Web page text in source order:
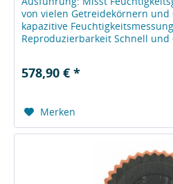
von vielen Getreidekörnern
kapazitive
Reproduzierbarkeit Schnell
578,90 € *
Merken